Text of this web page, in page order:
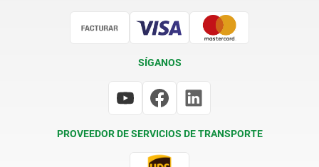
SÍGANOS
PROVEEDOR DE SERVICIOS DE TRANSPORTE